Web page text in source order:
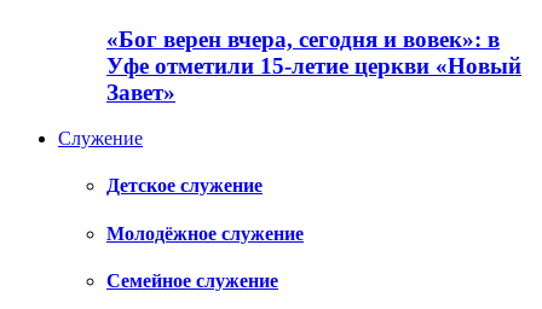
«Бог верен вчера, сегодня и вовек»: в
Уфе отметили 15-летие церкви «Новый
Завет»
Служение
Детское служение
Молодёжное служение
Семейное служение